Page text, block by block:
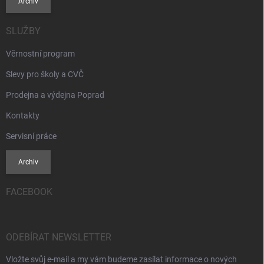
SLUŽBY
Věrnostní program
Slevy pro školy a CVČ
Prodejna a výdejna Poprad
Kontakty
Servisní práce
Archiv
FACEBOOK
ODEBÍRAT NEWSLETTER
Vložte svůj e-mail a my vám budeme zasílat informace o nových